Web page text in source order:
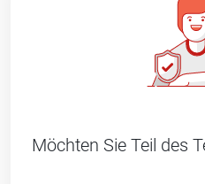
Möchten Sie Teil des